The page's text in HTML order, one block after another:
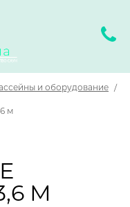
и оборудование /
м
М